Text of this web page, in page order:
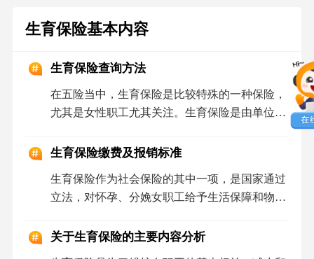
生育保险基本内容
生育保险查询方法
在五险当中，生育保险是比较特殊的一种保险，
尤其是女性职工尤其关注。生育保险是由单位为
育保险的查询方法，方便每月查询缴费情况。生
上查询和电话查询，今天来为大家一一介绍。
生育保险缴费及报销标准
生育保险作为社会保险的其中一项，是国家通过
立法，对怀孕、分娩女职工给予生活保障和物质
生育保险。那么生育保险缴费标准是什么？生育
关于生育保险的主要内容分析